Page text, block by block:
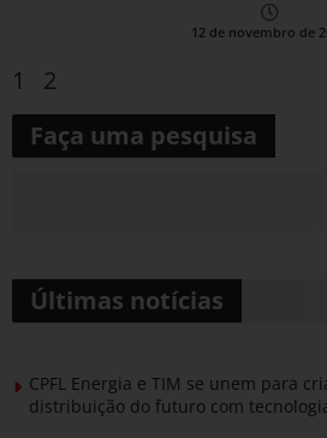
12 de novembro de
1
2
Faça uma pesquisa
Últimas notícias
CPFL Energia e TIM se unem para
distribuição do futuro com